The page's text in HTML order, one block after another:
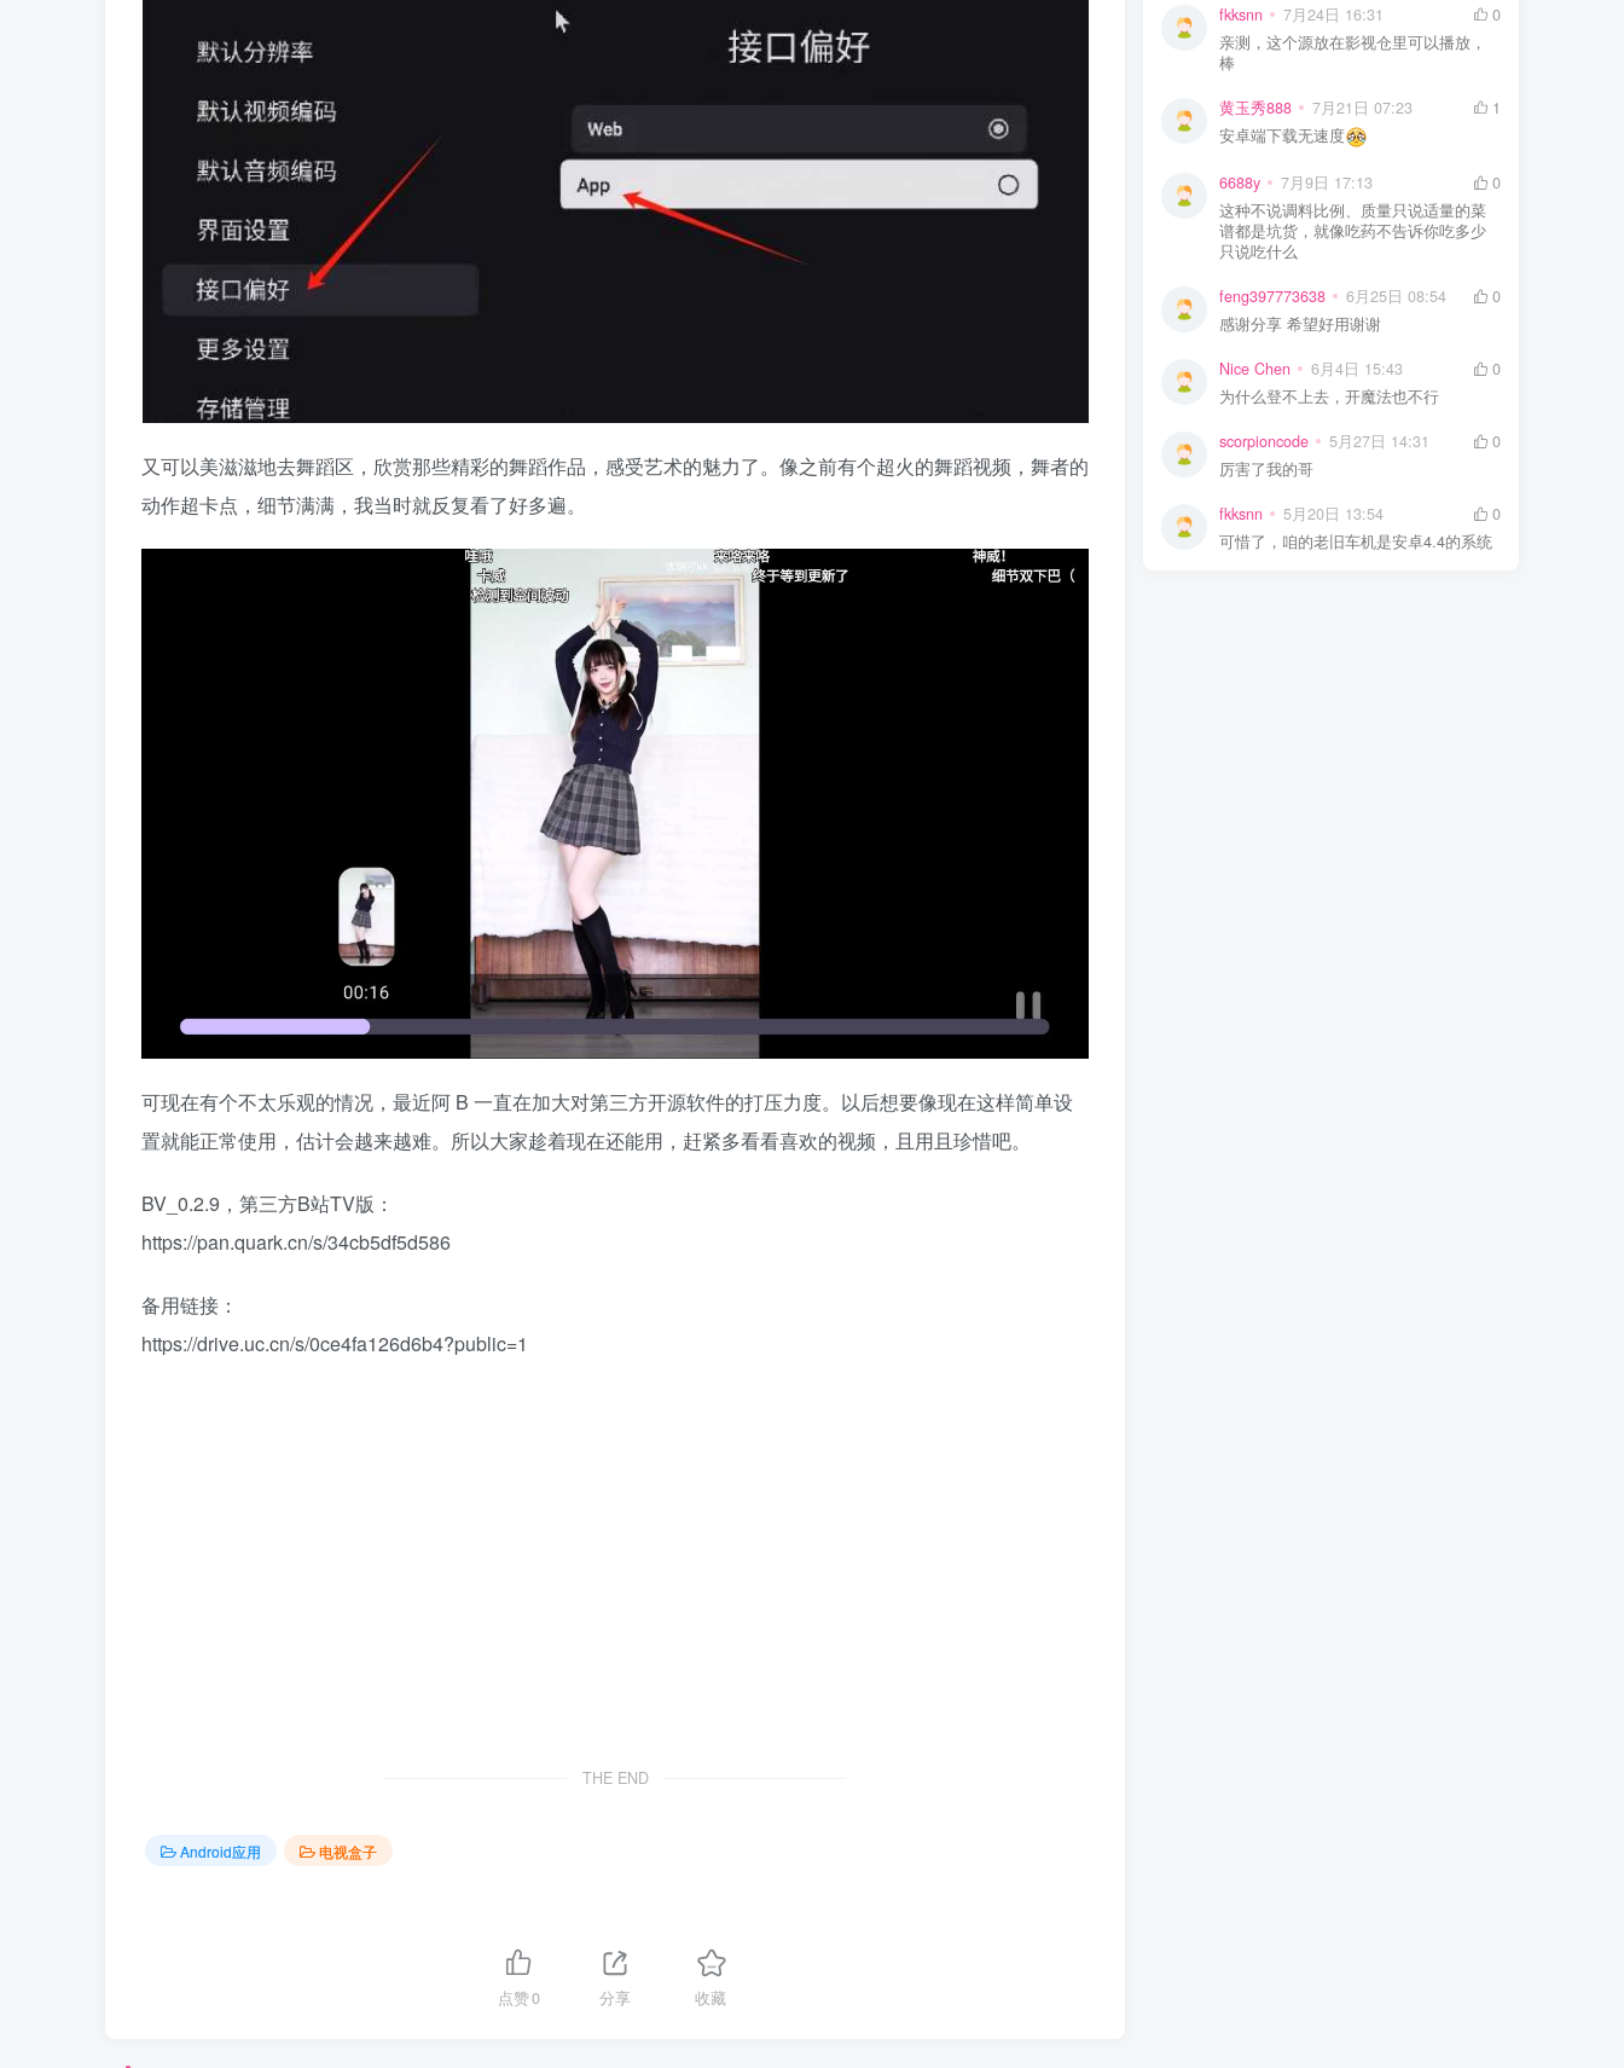
又可以美滋滋地去舞蹈区，欣赏那些精彩的舞蹈作品，感受艺术的魅力了。像之前有个超火的舞蹈视频，舞者的
动作超卡点，细节满满，我当时就反复看了好多遍。
可现在有个不太乐观的情况，最近阿 B 一直在加大对第三方开源软件的打压力度。以后想要像现在这样简单设
置就能正常使用，估计会越来越难。所以大家趁着现在还能用，赶紧多看看喜欢的视频，且用且珍惜吧。
BV_0.2.9，第三方B站TV版：
https://pan.quark.cn/s/34cb5df5d586
备用链接：
https://drive.uc.cn/s/0ce4fa126d6b4?public=1
THE END
Android应用 电视盒子
点赞0 分享 收藏
fkksnn 7月24日 16:31
0
亲测，这个源放在影视仓里可以播放，
棒
黄玉秀888 7月21日 07:23
1
安卓端下载无速度
6688y 7月9日 17:13
0
这种不说调料比例、质量只说适量的菜
谱都是坑货，就像吃药不告诉你吃多少
只说吃什么
feng397773638 6月25日 08:54
0
感谢分享 希望好用谢谢
Nice Chen 6月4日 15:43
0
为什么登不上去，开魔法也不行
scorpioncode 5月27日 14:31
0
厉害了我的哥
fkksnn 5月20日 13:54
0
可惜了，咱的老旧车机是安卓4.4的系统